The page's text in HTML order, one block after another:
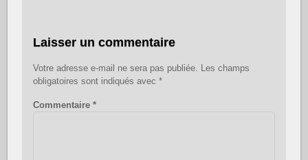
Laisser un commentaire
Votre adresse e-mail ne sera pas publiée. Les champs
obligatoires sont indiqués avec *
Commentaire *